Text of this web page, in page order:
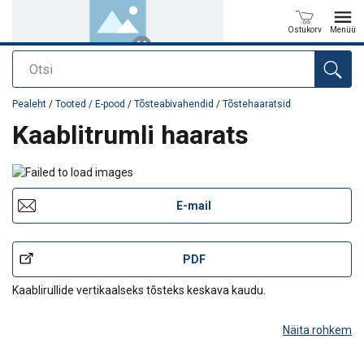
Otsi
Ostukorv Menüü
Toode on lisatud teie päringule
Pealeht / Tooted / E-pood / Tõsteabivahendid / Tõstehaaratsid
Kaablitrumli haarats
E-mail
PDF
Kaablirullide vertikaalseks tõsteks keskava kaudu.
Näita rohkem